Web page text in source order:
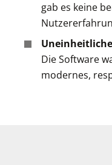
gab es keine
Die Software
modernes,